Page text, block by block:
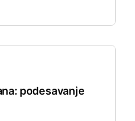
podesavanje